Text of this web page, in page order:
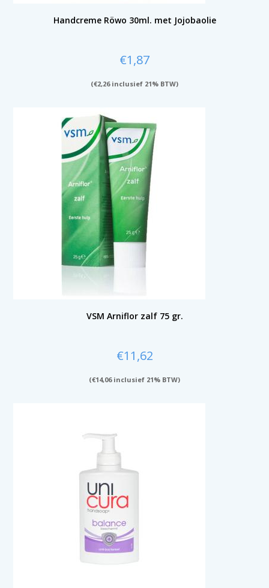
Handcreme Röwo 30ml. met Jojobaolie
€1,87
(€2,26inclusief 21% BTW)
VSM Arniflor zalf 75 gr.
€11,62
(€14,06inclusief 21% BTW)